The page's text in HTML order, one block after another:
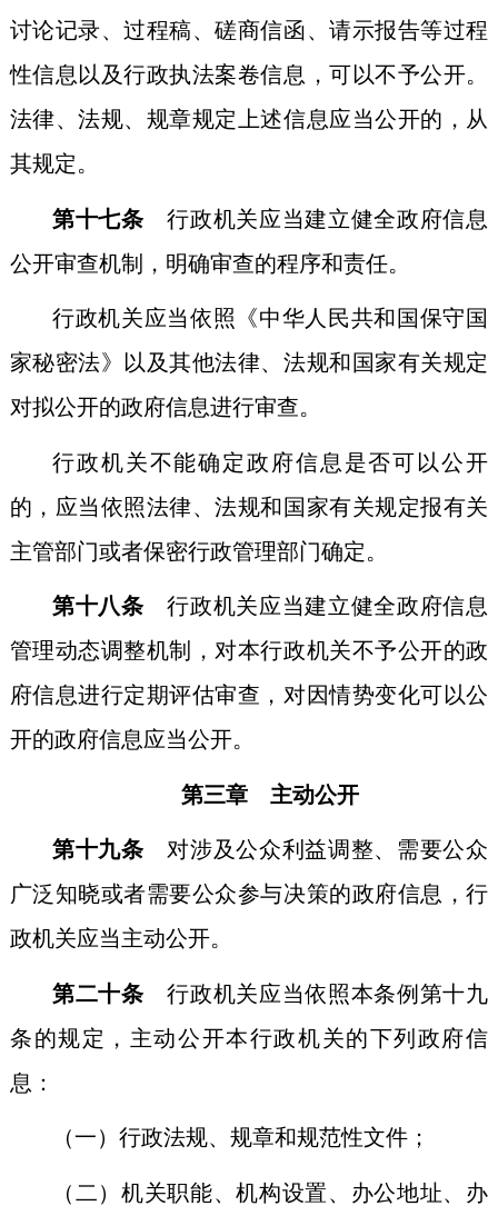
讨论记录、过程稿、磋商信函、请示报告等过程
性信息以及行政执法案卷信息，可以不予公开。
法律、法规、规章规定上述信息应当公开的，从
其规定。
第十七条 行政机关应当建立健全政府信息
公开审查机制，明确审查的程序和责任。
行政机关应当依照《中华人民共和国保守国
家秘密法》以及其他法律、法规和国家有关规定
对拟公开的政府信息进行审查。
行政机关不能确定政府信息是否可以公开
的，应当依照法律、法规和国家有关规定报有关
主管部门或者保密行政管理部门确定。
第十八条 行政机关应当建立健全政府信息
管理动态调整机制，对本行政机关不予公开的政
府信息进行定期评估审查，对因情势变化可以公
开的政府信息应当公开。
第三章 主动公开
第十九条 对涉及公众利益调整、需要公众
广泛知晓或者需要公众参与决策的政府信息，行
政机关应当主动公开。
第二十条 行政机关应当依照本条例第十九
条的规定，主动公开本行政机关的下列政府信
息：
（一）行政法规、规章和规范性文件；
（二）机关职能、机构设置、办公地址、办